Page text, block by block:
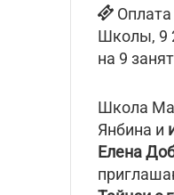
Школы, 9
на 9
Школа
Янбина и
Елена